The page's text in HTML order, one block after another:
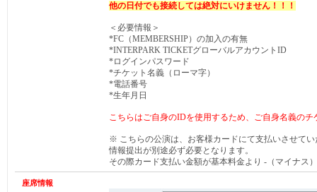
他の日付でも接続しては絶対にいけません！！！
＜必要情報＞
*FC（MEMBERSHIP）の加入の有無
*INTERPARK TICKETグローバルアカウントID
*ログインパスワード
*チケット名義（ローマ字）
*電話番号
*生年月日
こちらはご自身のIDを使用するため、ご自身名義のチ
※ こちらの公演は、お客様カードにて支払いさせて
情報提出が別途必ず必要となります。
その際カード支払い金額が基本料金より -（マイナス
座席情報